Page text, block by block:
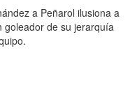
a Peñarol ilusiona a
goleador de su jerarquía